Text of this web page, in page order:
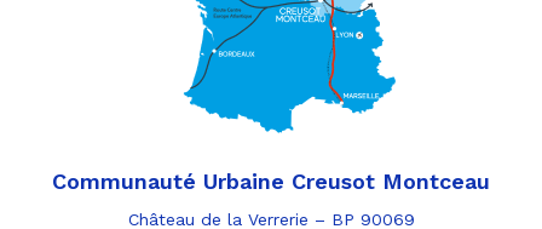
Communauté Urbaine Creusot Montceau
Château de la Verrerie – BP 90069